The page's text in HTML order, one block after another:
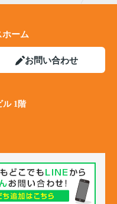
ーム
お問い合わせ
ル 1階